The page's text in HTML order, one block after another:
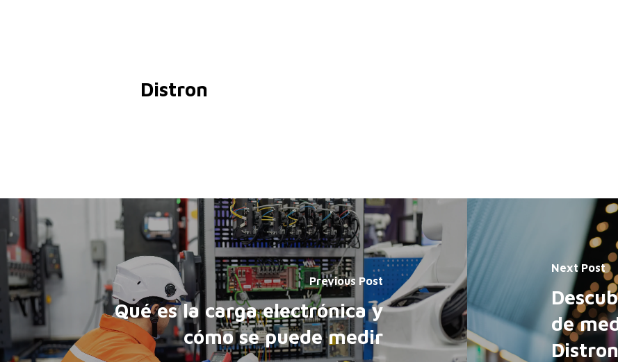
Distron
Previous Post
Qué es la carga electrónica y
cómo se puede medir
Next Post
de